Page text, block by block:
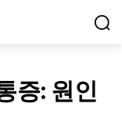
증: 원인